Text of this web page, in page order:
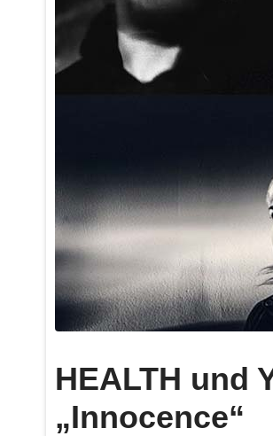
HEALTH und
„Innocence“